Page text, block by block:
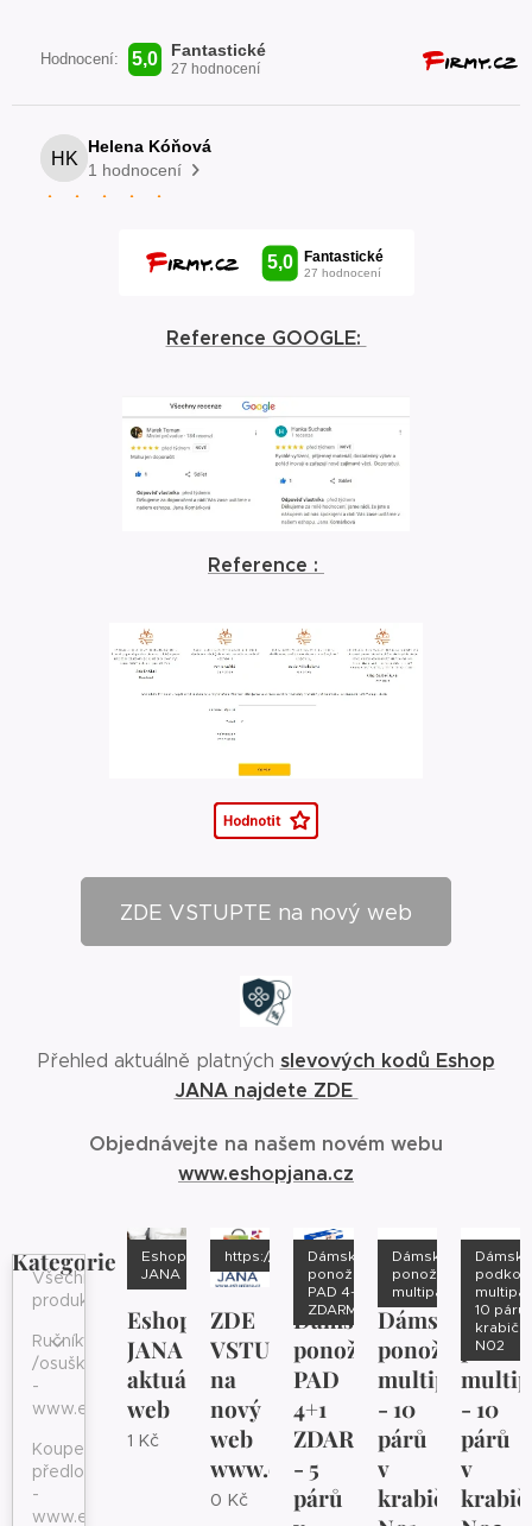
Reference GOOGLE:
Reference :
ZDE VSTUPTE na nový web
Přehled aktuálně platných slevových kodů Eshop
JANA najdete ZDE
Objednávejte na našem novém webu
www.eshopjana.cz
Kategorie
Všechny
produkty
Ručníky
/osušky
-
www.eshopjana.cz
Koupelnové
předložky
-
www.eshopjana.cz
Eshop
JANA
aktuální
web
Eshop
JANA
1 Kč
ZDE
VSTUPTE
na
nový
web
www.eshopjana.cz
https://www.eshopjana.cz/
0 Kč
Dámské
ponožky
PAD
4+1
ZDARMA
- 5
párů
Dámské
ponožky
PAD 4+1
ZDARMA
Dámské
ponožky
multipack
- 10
párů
v
krabičce
Dámské
ponožky
multipack
- 10
párů
v
Dámské
10 párů
N02